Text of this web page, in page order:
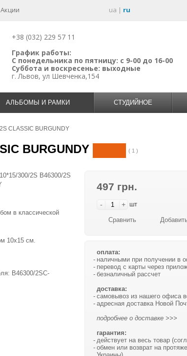
Акции ua | ru
+38 (032) 229 57 11
График работы:
С понедельника по пятницу: с 9-00 до 16-00
Суббота и воскресенье: выходные
г. Львов, ул Шевченка,154
АЛЬБОМЫ И РАМКИ СТУДИЙНОЕ
CLASSIC BURGUNDY
BURGUNDY ( 1 )
497 грн.
- + шт
Сравнить
оплата:
наличными при получении в
перевод с карты через
безналичный рассчет
доставка:
самовывоз из нашего офиса
адресная доставка Новой
подробнее о доставке >>>
гарантия:
действует на весь товар
обмен или возврат на
Украины)
300/2S B46300/2S
в классической
10х15 см.
B46300/2SC-